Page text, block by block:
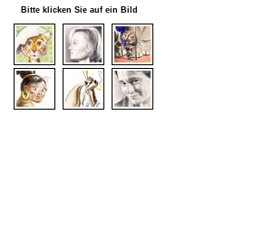
Bitte klicken Sie auf ein Bild